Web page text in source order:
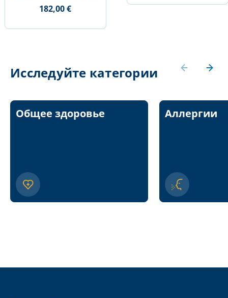
182,00 €
Исследуйте категории
Общее здоровье Аллергии